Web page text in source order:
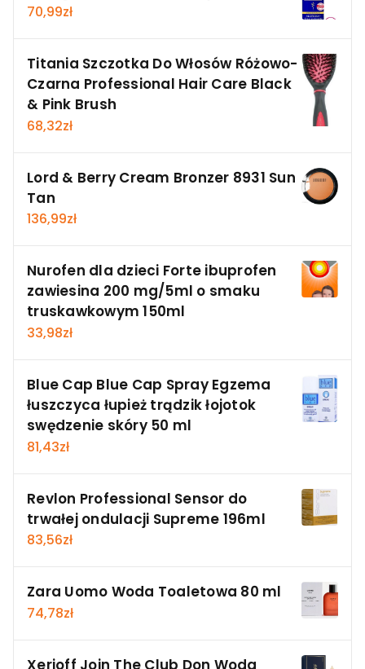
70,99zł
Titania Szczotka Do Włosów Różowo-
Czarna Professional Hair Care Black
& Pink Brush
68,32zł
Lord & Berry Cream Bronzer 8931 Sun
Tan
136,99zł
Nurofen dla dzieci Forte ibuprofen
zawiesina 200 mg/5ml o smaku
truskawkowym 150ml
33,98zł
Blue Cap Blue Cap Spray Egzema
łuszczyca łupież trądzik łojotok
swędzenie skóry 50 ml
81,43zł
Revlon Professional Sensor do
trwałej ondulacji Supreme 196ml
83,56zł
Zara Uomo Woda Toaletowa 80 ml
74,78zł
Xerjoff Join The Club Don Woda